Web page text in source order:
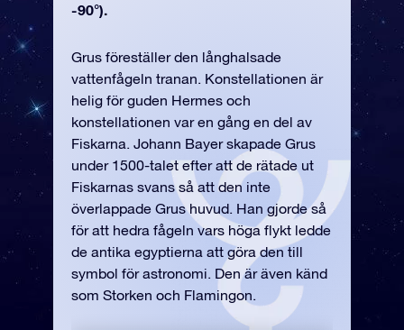
-90°).
Grus föreställer den långhalsade
vattenfågeln tranan. Konstellationen är
helig för guden Hermes och
konstellationen var en gång en del av
Fiskarna. Johann Bayer skapade Grus
under 1500-talet efter att de rätade ut
Fiskarnas svans så att den inte
överlappade Grus huvud. Han gjorde så
för att hedra fågeln vars höga flykt ledde
de antika egyptierna att göra den till
symbol för astronomi. Den är även känd
som Storken och Flamingon.